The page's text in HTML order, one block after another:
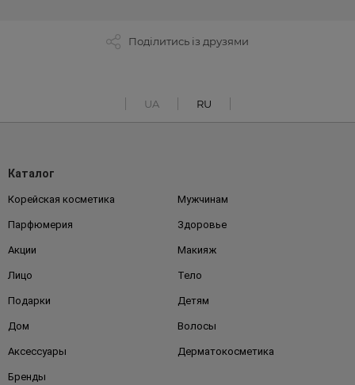
Поділитись із друзями
UA RU
Каталог
Корейская косметика Мужчинам
Парфюмерия Здоровье
Акции Макияж
Лицо Тело
Подарки Детям
Дом Волосы
Аксессуары Дерматокосметика
Бренды